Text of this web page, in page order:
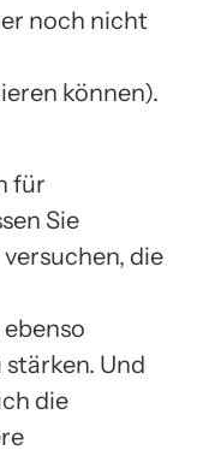
noch nicht
können).
für
Sie
die
Und
die